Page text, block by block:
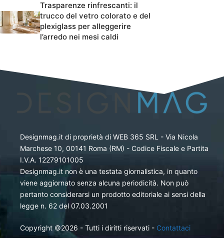
Trasparenze rinfrescanti: il
trucco del vetro colorato e del
plexiglass per alleggerire
l’arredo nei mesi caldi
Designmag.it di proprietà di WEB 365 SRL - Via Nicola
Marchese 10, 00141 Roma (RM) - Codice Fiscale e Partita
I.V.A. 12279101005
Designmag.it non è una testata giornalistica, in quanto
viene aggiornato senza alcuna periodicità. Non può
pertanto considerarsi un prodotto editoriale ai sensi della
legge n. 62 del 07.03.2001
Copyright ©2026 - Tutti i diritti riservati - Contattaci